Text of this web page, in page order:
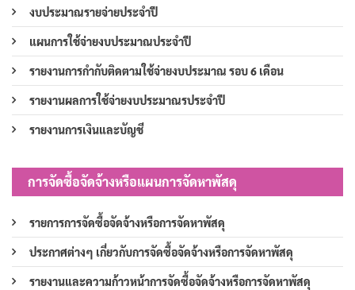
งบประมาณรายจ่ายประจำปี
แผนการใช้จ่ายงบประมาณประจำปี
รายงานการกำกับติดตามใช้จ่ายงบประมาณ รอบ 6 เดือน
รายงานผลการใช้จ่ายงบประมาณรประจำปี
รายงานการเงินและบัญชี
การจัดซื้อจัดจ้างหรือแผนการจัดหาพัสดุ
รายการการจัดซื้อจัดจ้างหรือการจัดหาพัสดุ
ประกาศต่างๆ เกี่ยวกับการจัดซื้อจัดจ้างหรือการจัดหาพัสดุ
รายงานและความก้าวหน้าการจัดซื้อจัดจ้างหรือการจัดหาพัสดุ